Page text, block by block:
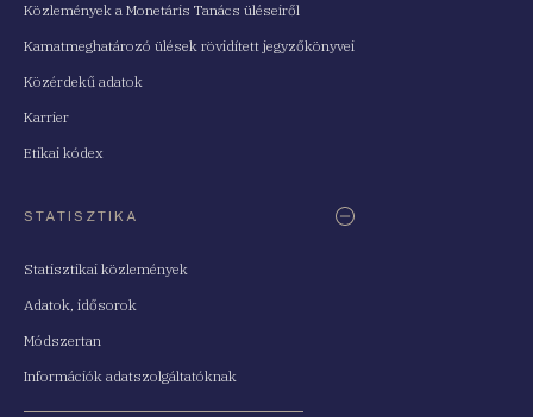
Közlemények a Monetáris Tanács üléseiről
Kamatmeghatározó ülések rövidített jegyzőkönyvei
Közérdekű adatok
Karrier
Etikai kódex
STATISZTIKA
Statisztikai közlemények
Adatok, idősorok
Módszertan
Információk adatszolgáltatóknak